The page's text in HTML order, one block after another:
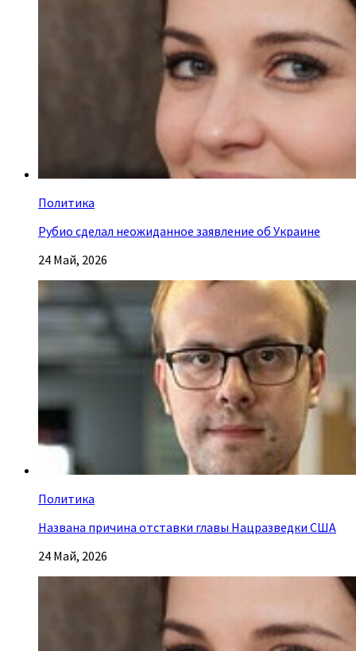
Политика
Рубио сделал неожиданное заявление об Украине
24 Май, 2026
Политика
Названа причина отставки главы Нацразведки США
24 Май, 2026